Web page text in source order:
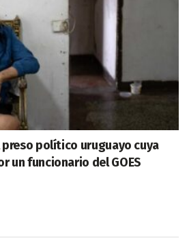
preso político uruguayo cuya
un funcionario del GOES